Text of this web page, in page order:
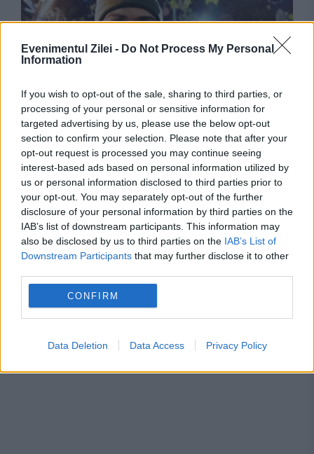
Evenimentul Zilei - Do Not Process My Personal
Information
If you wish to opt-out of the sale, sharing to third parties, or
processing of your personal or sensitive information for
targeted advertising by us, please use the below opt-out
section to confirm your selection. Please note that after your
opt-out request is processed you may continue seeing
interest-based ads based on personal information utilized by
us or personal information disclosed to third parties prior to
your opt-out. You may separately opt-out of the further
disclosure of your personal information by third parties on the
IAB’s list of downstream participants. This information may
also be disclosed by us to third parties on the IAB’s List of
Downstream Participants that may further disclose it to other
CONFIRM
Data Deletion Data Access Privacy Policy
MONDEN
Laura Andreșan, la un pas de sinucidere. De ce
s-a gândit să-și ia viața fosta soție a lui Grasu
XXL